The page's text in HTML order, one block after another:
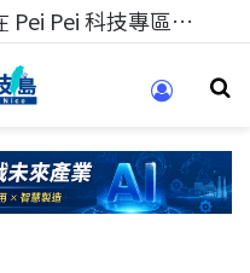
科技人的經驗傳承地！在 Pei Pei 科技專區，與學弟妹交流最硬核的技術